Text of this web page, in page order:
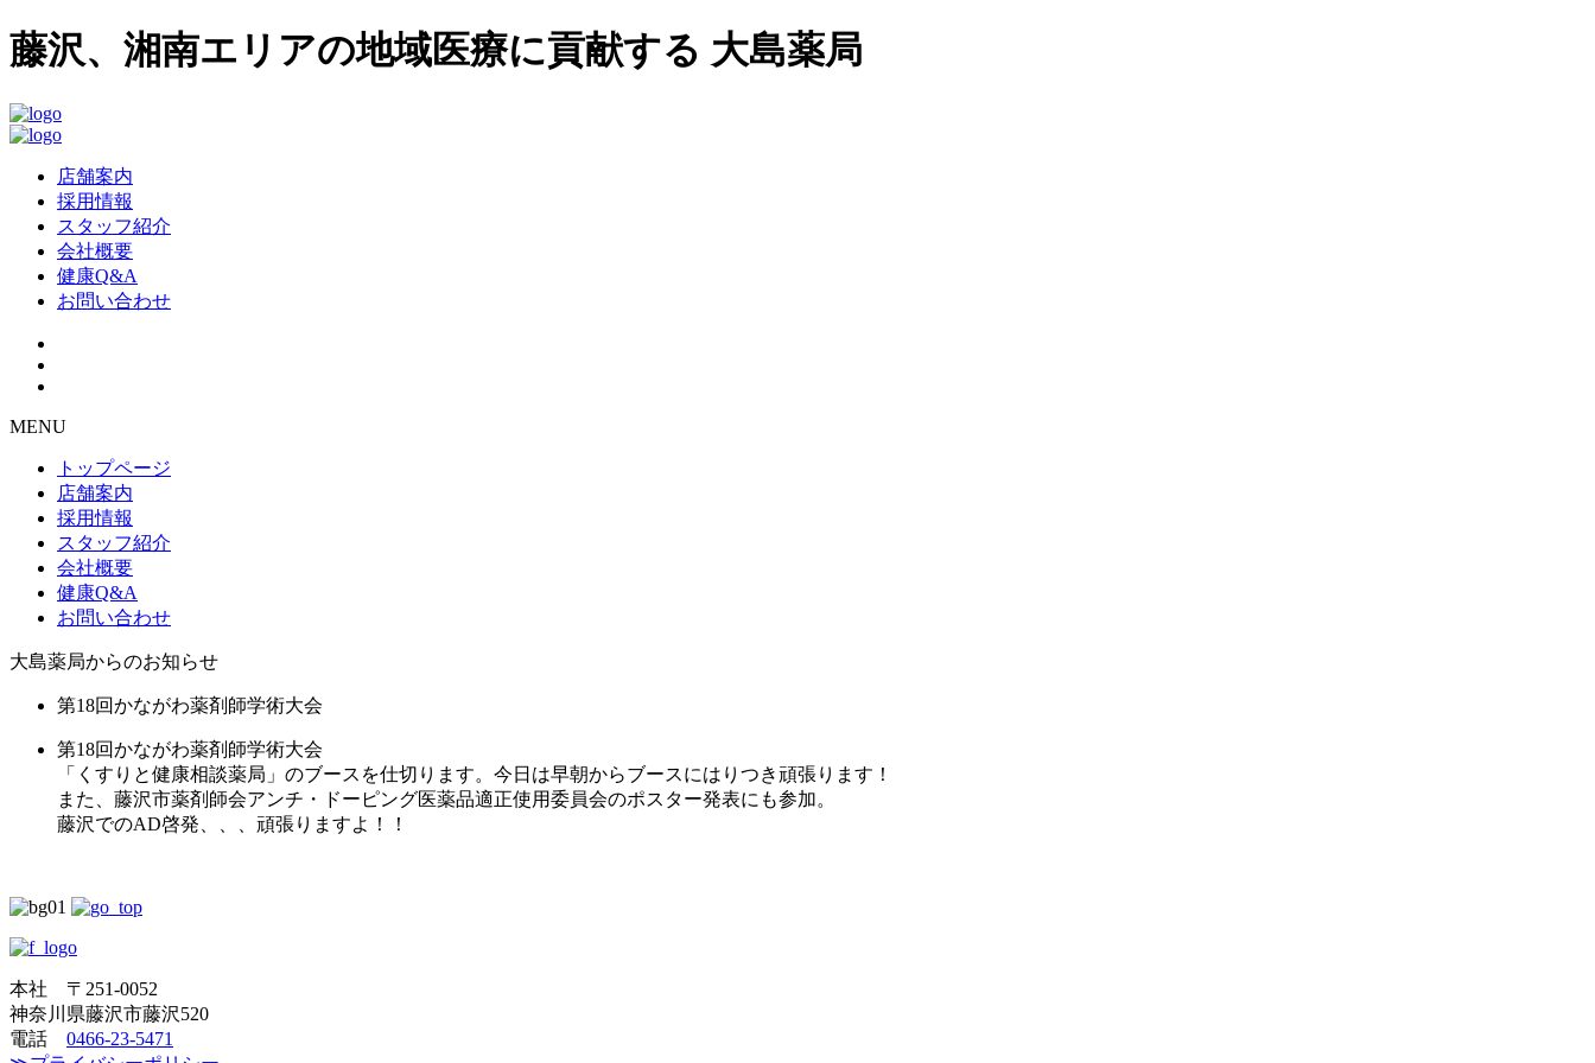
藤沢、湘南エリアの地域医療に貢献する 大島薬局
店舗案内
採用情報
スタッフ紹介
会社概要
健康Q&A
お問い合わせ
MENU
トップページ
店舗案内
採用情報
スタッフ紹介
会社概要
健康Q&A
お問い合わせ
大島薬局からのお知らせ
第18回かながわ薬剤師学術大会
第18回かながわ薬剤師学術大会
「くすりと健康相談薬局」のブースを仕切ります。今日は早朝からブースにはりつき頑張ります！
また、藤沢市薬剤師会アンチ・ドーピング医薬品適正使用委員会のポスター発表にも参加。
藤沢でのAD啓発、、、頑張りますよ！！
本社 〒251-0052
神奈川県藤沢市藤沢520
電話 0466-23-5471